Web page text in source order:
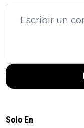
Solo En